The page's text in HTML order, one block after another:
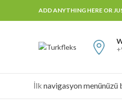
ADD ANYTHING HERE OR
İlk navigasyon menünüzü